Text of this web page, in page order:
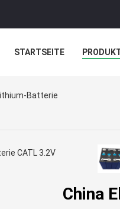
STARTSEITE
Batterie
CATL 3.2V
China